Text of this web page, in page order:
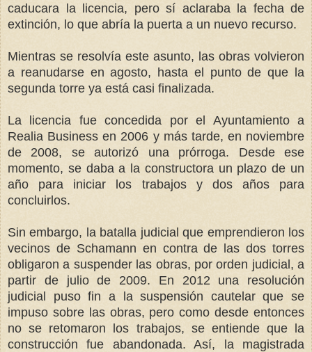
caducara la licencia, pero sí aclaraba la fecha de
extinción, lo que abría la puerta a un nuevo recurso.
Mientras se resolvía este asunto, las obras volvieron
a reanudarse en agosto, hasta el punto de que la
segunda torre ya está casi finalizada.
La licencia fue concedida por el Ayuntamiento a
Realia Business en 2006 y más tarde, en noviembre
de 2008, se autorizó una prórroga. Desde ese
momento, se daba a la constructora un plazo de un
año para iniciar los trabajos y dos años para
concluirlos.
Sin embargo, la batalla judicial que emprendieron los
vecinos de Schamann en contra de las dos torres
obligaron a suspender las obras, por orden judicial, a
partir de julio de 2009. En 2012 una resolución
judicial puso fin a la suspensión cautelar que se
impuso sobre las obras, pero como desde entonces
no se retomaron los trabajos, se entiende que la
construcción fue abandonada. Así, la magistrada